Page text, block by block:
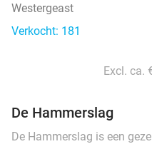
Westergeast
Verkocht: 181
Excl. ca.
De Hammerslag
De Hammerslag is een